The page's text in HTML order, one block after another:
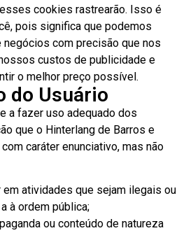
cookies rastrearão. Isso é
pois significa que podemos
com precisão que nos
custos de publicidade e
o melhor preço possível.
do Usuário
a fazer uso adequado dos
que o Hinterlang de Barros e
caráter enunciativo, mas não
em atividades que sejam ilegais ou
à ordem pública;
ou conteúdo de natureza